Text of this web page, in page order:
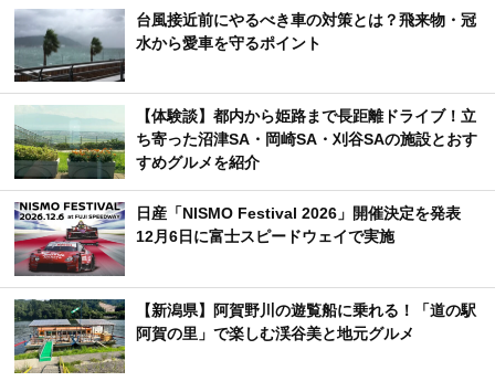
台風接近前にやるべき車の対策とは？飛来物・冠
水から愛車を守るポイント
【体験談】都内から姫路まで長距離ドライブ！立
ち寄った沼津SA・岡崎SA・刈谷SAの施設とおす
すめグルメを紹介
日産「NISMO Festival 2026」開催決定を発表
12月6日に富士スピードウェイで実施
【新潟県】阿賀野川の遊覧船に乗れる！「道の駅
阿賀の里」で楽しむ渓谷美と地元グルメ